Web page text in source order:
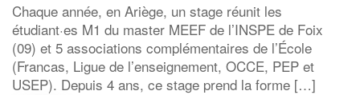
Chaque année, en Ariège, un stage réunit les
étudiant·es M1 du master MEEF de l’INSPE de Foix
(09) et 5 associations complémentaires de l’École
(Francas, Ligue de l’enseignement, OCCE, PEP et
USEP). Depuis 4 ans, ce stage prend la forme […]